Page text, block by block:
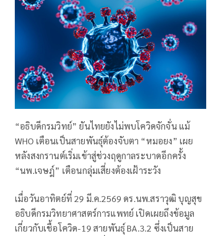
“อธิบดีกรมวิทย์” ยันไทยยังไม่พบโควิดจักจั่น แม้
WHO เตือนเป็นสายพันธุ์ต้องจับตา “หมอยง” เผย
หลังสงกรานต์เริ่มเข้าสู่ช่วงฤดูกาลระบาดอีกครั้ง
“นพ.เจษฎ์” เตือนกลุ่มเสี่ยงต้องเฝ้าระวัง
เมื่อวันอาทิตย์ที่ 29 มี.ค.2569 ดร.นพ.สราวุฒิ บุญสุข
อธิบดีกรมวิทยาศาสตร์การแพทย์ เปิดเผยถึงข้อมูล
เกี่ยวกับเชื้อโควิด-19 สายพันธุ์ BA.3.2 ซึ่งเป็นสาย